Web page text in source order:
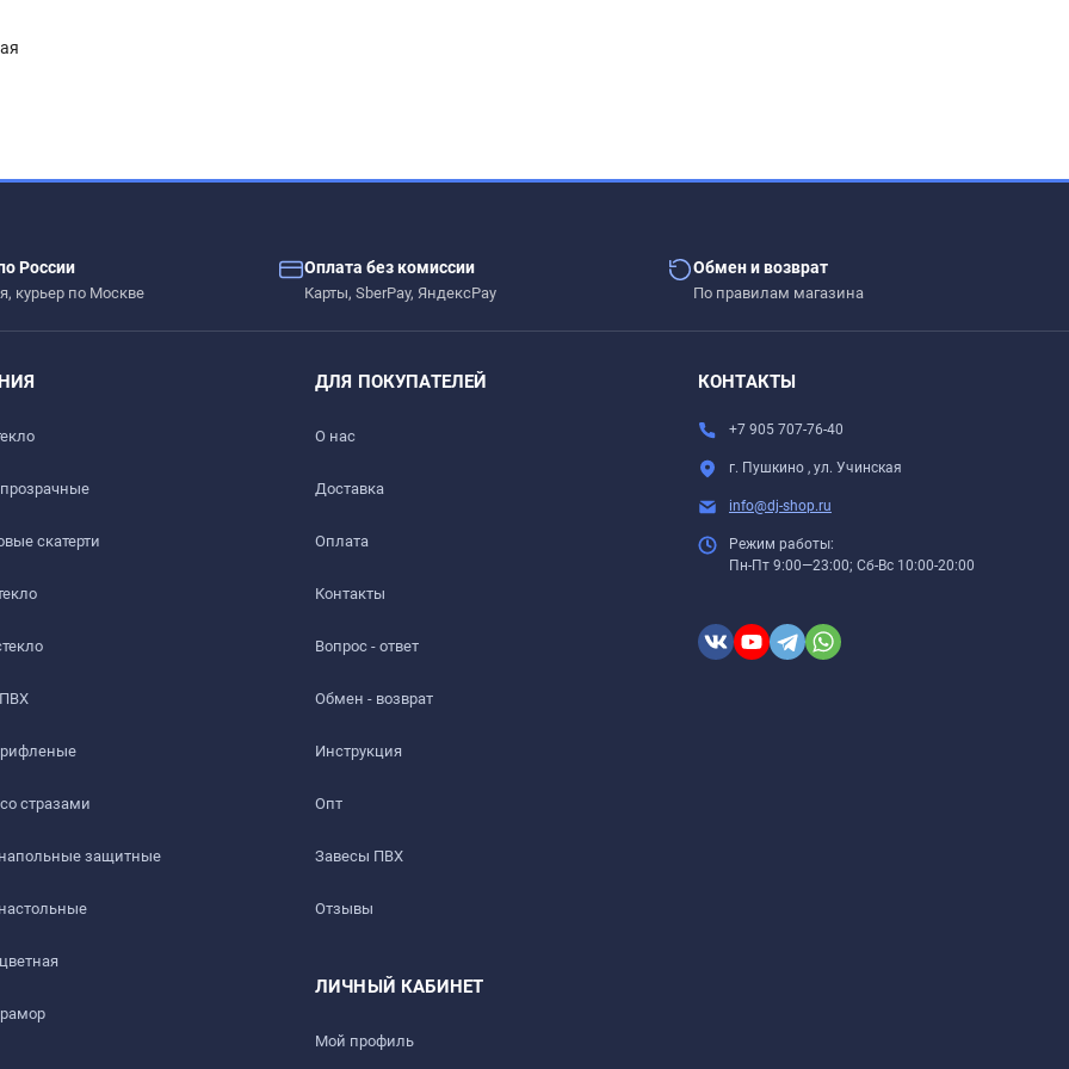
жидкостей.
стекло, пластик, мрамор, гранит, металл и текстиль.
слабый быстро выветриваемый запах. Перед использованием пленки, протрите её поверхность влажной
России
курьер по Москве
Оплата без комиссии
Карты, SberPay, ЯндексPay
Обмен и возврат
По правилам магазина
прозрачные
скатерти
ПВХ
рифленые
стразами
защитные
ДЛЯ ПОКУПАТЕЛЕЙ
О нас
Доставка​
Оплата
Контакты
Вопрос - ответ
Обмен - возврат
Инструкция
Опт
Завесы ПВХ
Отзывы
ЛИЧНЫЙ КАБИНЕТ
Мой профиль
КОНТАКТЫ
+7 905 707-76-40
г. Пушкино , ул. Учинская
info@dj-shop.ru
Режим работы:
Пн-Пт 9:00—23:00; Сб-Вс 10:00-20:00